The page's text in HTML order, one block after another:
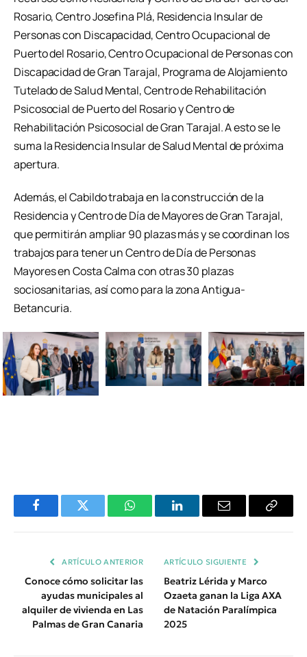
Rosario, Centro Josefina Plá, Residencia Insular de
Personas con Discapacidad, Centro Ocupacional de
Puerto del Rosario, Centro Ocupacional de Personas con
Discapacidad de Gran Tarajal, Programa de Alojamiento
Tutelado de Salud Mental, Centro de Rehabilitación
Psicosocial de Puerto del Rosario y Centro de
Rehabilitación Psicosocial de Gran Tarajal. A esto se le
suma la Residencia Insular de Salud Mental de próxima
apertura.
Además, el Cabildo trabaja en la construcción de la
Residencia y Centro de Día de Mayores de Gran Tarajal,
que permitirán ampliar 90 plazas más y se coordinan los
trabajos para tener un Centro de Día de Personas
Mayores en Costa Calma con otras 30 plazas
sociosanitarias, así como para la zona Antigua-
Betancuria.
FacebookTwitter WhatsAppLinkedInEmail
Copiar
ARTÍCULO ANTERIOR
Conoce cómo solicitar las
ayudas municipales al
alquiler de vivienda en Las
Palmas de Gran Canaria
ARTÍCULO SIGUIENTE
Beatriz Lérida y Marco
Ozaeta ganan la Liga AXA
de Natación Paralímpica
2025